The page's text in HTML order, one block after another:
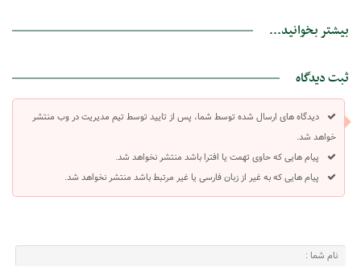
بیشتر بخوانید...
ثبت دیدگاه
دیدگاه های ارسال شده توسط شما، پس از تایید توسط تیم مدیریت در وب منتشر
خواهد شد.
پیام هایی که حاوی تهمت یا افترا باشد منتشر نخواهد شد.
پیام هایی که به غیر از زبان فارسی یا غیر مرتبط باشد منتشر نخواهد شد.